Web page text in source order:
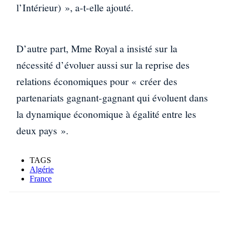
l’Intérieur) », a-t-elle ajouté.
D’autre part, Mme Royal a insisté sur la
nécessité d’évoluer aussi sur la reprise des
relations économiques pour « créer des
partenariats gagnant-gagnant qui évoluent dans
la dynamique économique à égalité entre les
deux pays ».
TAGS
Algérie
France